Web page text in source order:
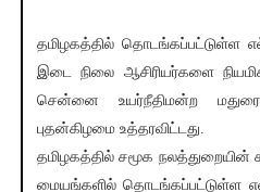
தமிழகத்தில் தொடங்கப்பட்டுள்ள
இடை நிலை ஆசிரியர்களை
சென்னை உயர்நீதிமன்ற
புதன்கிழமை உத்தரவிட்டது.
தமிழகத்தில் சமூக
மையங்களில் தொடங்கப்பட்டுள்ள